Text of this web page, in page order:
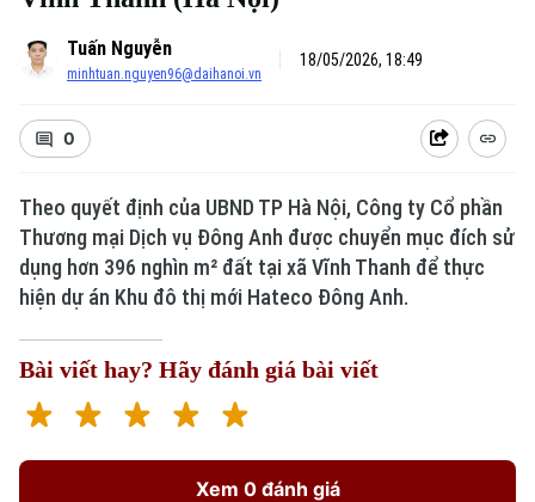
Tuấn Nguyễn
minhtuan.nguyen96@daihanoi.vn
18/05/2026, 18:49
0
Theo quyết định của UBND TP Hà Nội, Công ty Cổ phần
Thương mại Dịch vụ Đông Anh được chuyển mục đích sử
dụng hơn 396 nghìn m² đất tại xã Vĩnh Thanh để thực
hiện dự án Khu đô thị mới Hateco Đông Anh.
Bài viết hay? Hãy đánh giá bài viết
Xem 0 đánh giá